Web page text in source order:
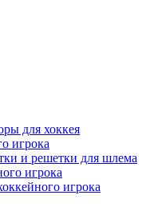
для хоккея
игрока
и решетки для шлема
игрока
игрока